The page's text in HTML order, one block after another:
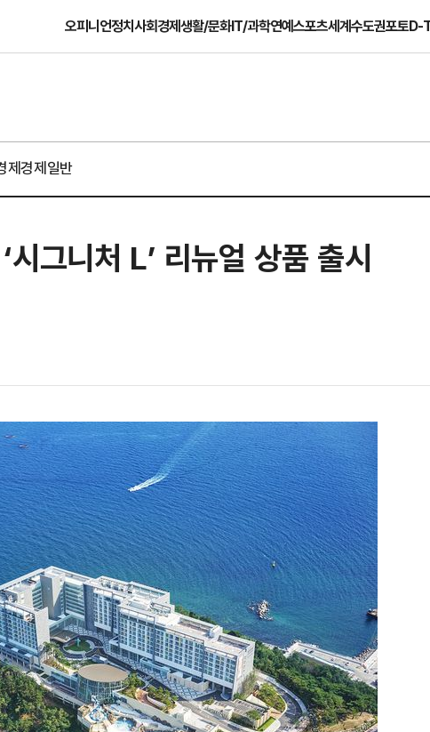
오피니언정치사회경제생활/문화IT/과학연예스포츠세계수도권포토D-
제경제일반
그니처 L’ 리뉴얼 상품 출시